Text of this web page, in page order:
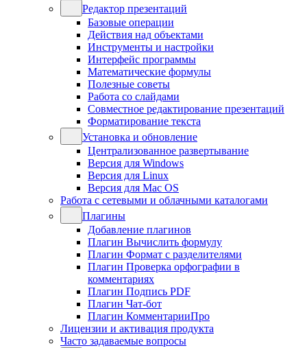
Редактор презентаций
Базовые операции
Действия над объектами
Инструменты и настройки
Интерфейс программы
Математические формулы
Полезные советы
Работа со слайдами
Совместное редактирование презентаций
Форматирование текста
Установка и обновление
Централизованное развертывание
Версия для Windows
Версия для Linux
Версия для Mac OS
Работа с сетевыми и облачными каталогами
Плагины
Добавление плагинов
Плагин Вычислить формулу
Плагин Формат с разделителями
Плагин Проверка орфографии в
комментариях
Плагин Подпись PDF
Плагин Чат-бот
Плагин КомментарииПро
Лицензии и активация продукта
Часто задаваемые вопросы